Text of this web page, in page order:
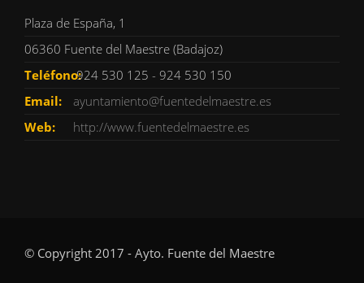
Plaza de España, 1
06360 Fuente del Maestre (Badajoz)
Teléfono:924 530 125 - 924 530 150
Email:
ayuntamiento@fuentedelmaestre.es
Web:
http://www.fuentedelmaestre.es
© Copyright 2017 - Ayto. Fuente del Maestre